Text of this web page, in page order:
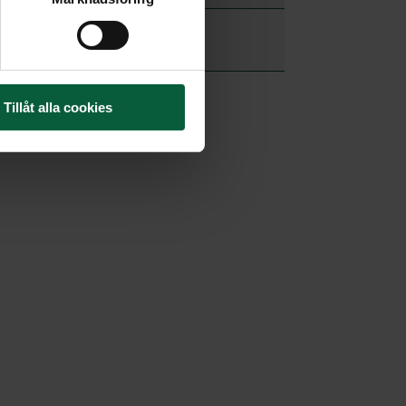
Tillåt alla cookies
Vita Arkivet